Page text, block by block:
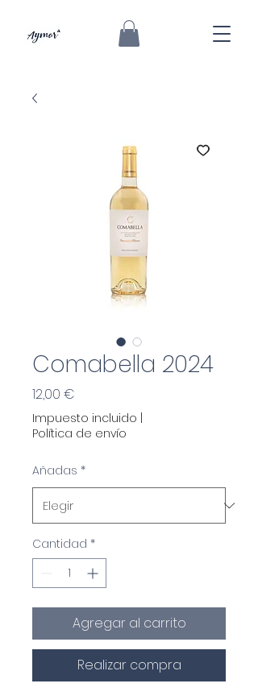
Comabella 2024
12,00 €
Impuesto incluido
Política de envío
Añadas *
Cantidad *
Agregar al carrito
Realizar compra